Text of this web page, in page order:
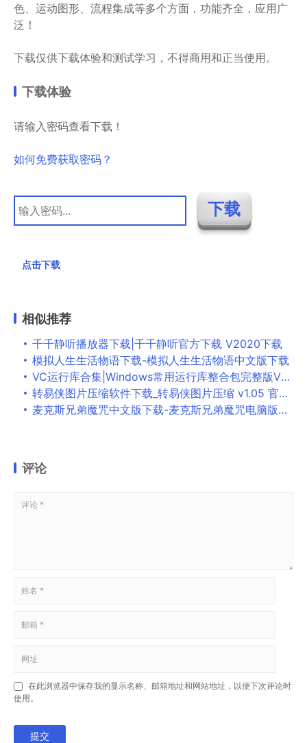
色、运动图形、流程集成等多个方面，功能齐全，应用广
泛！
下载仅供下载体验和测试学习，不得商用和正当使用。
下载体验
请输入密码查看下载！
如何免费获取密码？
点击下载
相似推荐
千千静听播放器下载|千千静听官方下载 V2020下载
模拟人生生活物语下载-模拟人生生活物语中文版下载
VC运行库合集|Windows常用运行库整合包完整版V2023下载
转易侠图片压缩软件下载_转易侠图片压缩 v1.05 官网版
麦克斯兄弟魔咒中文版下载-麦克斯兄弟魔咒电脑版下载
评论
在此浏览器中保存我的显示名称、邮箱地址和网站地址，以便下次评论时
使用。
提交